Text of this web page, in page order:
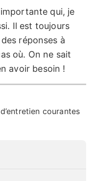
importante qui, je
Il est toujours
réponses à
où. On ne sait
avoir besoin !
courantes